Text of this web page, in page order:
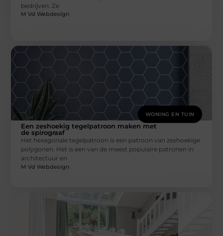
bedrijven. Ze
M Vd Webdesign
WONING EN TUIN
Een zeshoekig tegelpatroon maken met
de spirograaf
Het hexagonale tegelpatroon is een patroon van zeshoekige
polygonen. Het is een van de meest populaire patronen in
architectuur en
M Vd Webdesign